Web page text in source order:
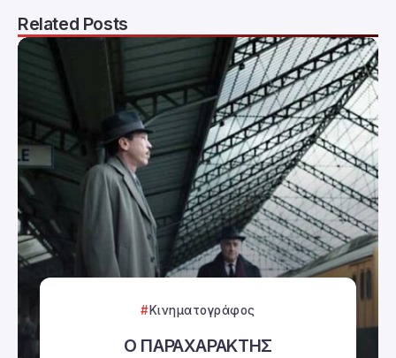
Related Posts
Κινηματογράφος
Ο ΠΑΡΑΧΑΡΑΚΤΗΣ